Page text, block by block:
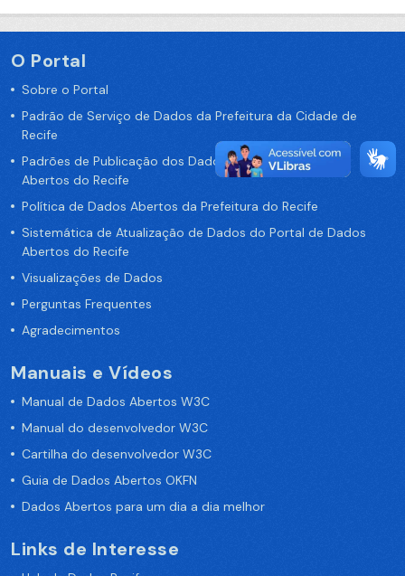
O Portal
Sobre o Portal
Padrão de Serviço de Dados da Prefeitura da Cidade de
Recife
Padrões de Publicação dos Dados no Portal de Dados
Abertos do Recife
Política de Dados Abertos da Prefeitura do Recife
Sistemática de Atualização de Dados do Portal de Dados
Abertos do Recife
Visualizações de Dados
Perguntas Frequentes
Agradecimentos
Manuais e Vídeos
Manual de Dados Abertos W3C
Manual do desenvolvedor W3C
Cartilha do desenvolvedor W3C
Guia de Dados Abertos OKFN
Dados Abertos para um dia a dia melhor
Links de Interesse